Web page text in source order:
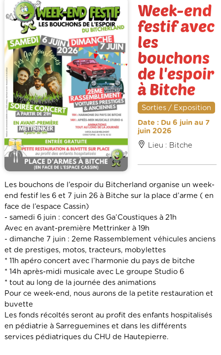
Week-end
festif avec
les
bouchons
de l'espoir
à Bitche
Sorties / Exposition
Date : Du 6 juin au 7
juin 2026
Lieu : Bitche
Les bouchons de l’espoir du Bitcherland organise un week-
end festif les 6 et 7 juin 26 à Bitche sur la place d’arme ( en
face de l’espace Cassin)
- samedi 6 juin : concert des Ga’Coustiques à 21h
Avec en avant-première Mettrinker à 19h
- dimanche 7 juin : 2eme Rassemblement véhicules anciens
et de prestiges, motos, tracteurs, mobylettes
* 11h apéro concert avec l’harmonie du pays de bitche
* 14h après-midi musicale avec Le groupe Studio 6
* tout au long de la journée des animations
Pour ce week-end, nous aurons de la petite restauration et
buvette
Les fonds récoltés seront au profit des enfants hospitalisés
en pédiatrie à Sarreguemines et dans les différents
services pédiatriques du CHU de Hautepierre.